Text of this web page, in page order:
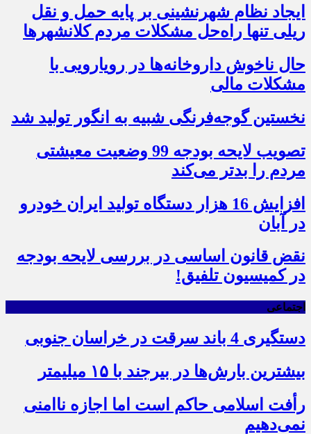
ایجاد نظام شهرنشینی بر پایه حمل و نقل
ریلی تنها راه‌حل مشکلات مردم کلانشهرها
حال ناخوش داروخانه‌ها در رویارویی با
مشکلات مالی
نخستین گوجه‌فرنگی شبیه به انگور تولید شد
تصویب لایحه بودجه 99 وضعیت معیشتی
مردم را بدتر می‌کند
افزایش 16 هزار دستگاه تولید ایران خودرو
در آبان
نقض قانون اساسی در بررسی لایحه بودجه
در کمیسیون تلفیق!
اجتماعی
دستگیری 4 باند سرقت در خراسان جنوبی
بیشترین بارش‌ها در بیرجند با ۱۵ میلیمتر
رأفت اسلامی حاکم است اما اجازه ناامنی
نمی‌دهیم